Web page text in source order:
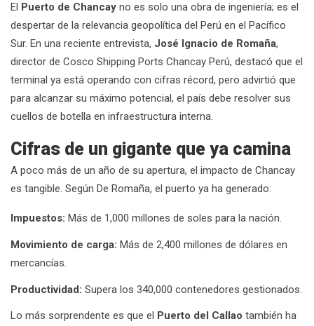
El Puerto de Chancay no es solo una obra de ingeniería; es el
despertar de la relevancia geopolítica del Perú en el Pacífico
Sur. En una reciente entrevista, José Ignacio de Romaña,
director de Cosco Shipping Ports Chancay Perú, destacó que el
terminal ya está operando con cifras récord, pero advirtió que
para alcanzar su máximo potencial, el país debe resolver sus
cuellos de botella en infraestructura interna.
Cifras de un gigante que ya camina
A poco más de un año de su apertura, el impacto de Chancay
es tangible. Según De Romaña, el puerto ya ha generado:
Impuestos: Más de 1,000 millones de soles para la nación.
Movimiento de carga: Más de 2,400 millones de dólares en
mercancías.
Productividad: Supera los 340,000 contenedores gestionados.
Lo más sorprendente es que el Puerto del Callao también ha